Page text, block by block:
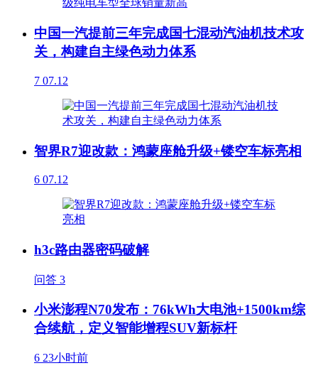
中国一汽提前三年完成国七混动汽油机技术攻
关，构建自主绿色动力体系
7 07.12
智界R7迎改款：鸿蒙座舱升级+镂空车标亮相
6 07.12
h3c路由器密码破解
问答 3
小米澎程N70发布：76kWh大电池+1500km综
合续航，定义智能增程SUV新标杆
6 23小时前